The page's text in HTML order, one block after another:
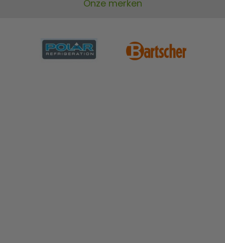
Onze merken